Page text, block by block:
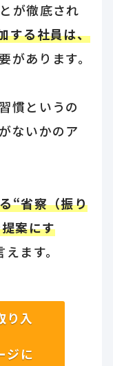
が徹底され
する社員は、
があります。
慣というの
ないかのア
“省察（振り
案にす
ます。
り入
ジに